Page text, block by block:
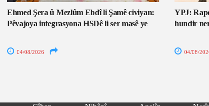
Ehmed Şera û Mezlûm Ebdî li Şamê civiyan:
Pêvajoya integrasyona HSDê li ser masê ye
04/08/2026
YPJ:
hundir
04/08/